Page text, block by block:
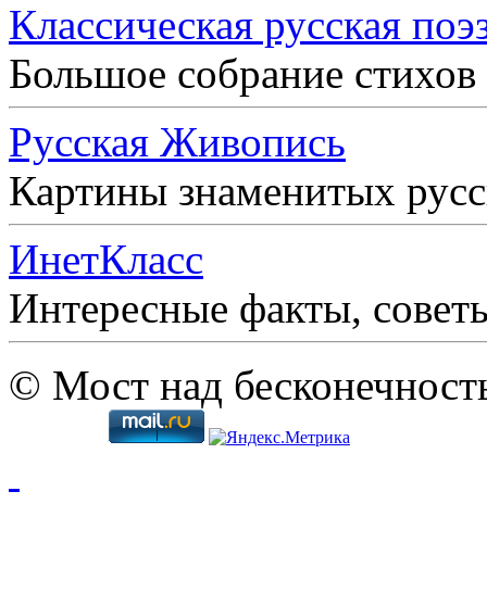
Классическая русская
Большое собрание
Русская Живопись
Картины знаменитых
ИнетКласс
Интересные факты,
© Мост над